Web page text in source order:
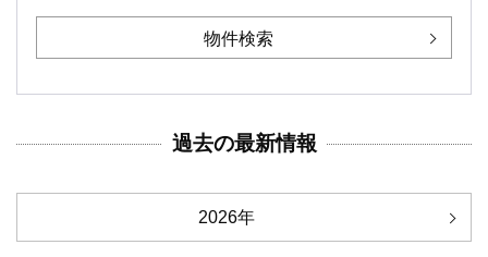
物件検索
過去の最新情報
2026年